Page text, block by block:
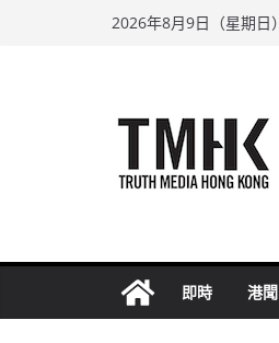
2026年8月9日（星期日）
即時 港聞